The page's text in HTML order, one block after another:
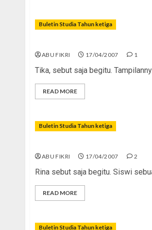
Buletin Studia Tahun ketiga
ABU FIKRI 17/04/2007 1
Tika, sebut saja begitu.
READ MORE
Buletin Studia Tahun ketiga
ABU FIKRI 17/04/2007 2
Rina sebut saja begitu. Siswi
READ MORE
Buletin Studia Tahun ketiga